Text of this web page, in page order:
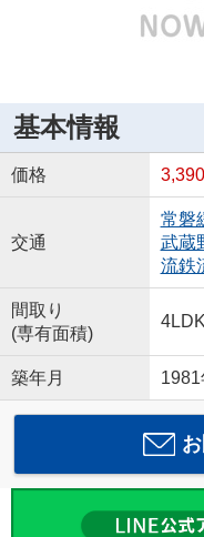
基本情報
価格
交通
常磐
武蔵
流鉄
間取り
(専有面積)
築年月